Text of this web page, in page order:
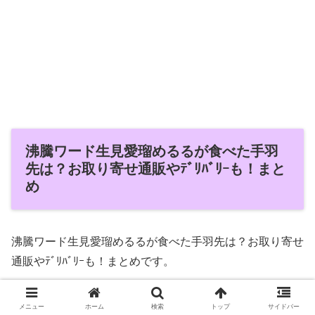
沸騰ワード生見愛瑠めるるが食べた手羽
先は？お取り寄せ通販やﾃﾞﾘﾊﾞﾘｰも！まと
め
沸騰ワード生見愛瑠めるるが食べた手羽先は？お取り寄せ
通販やﾃﾞﾘﾊﾞﾘｰも！まとめです。
メニュー ホーム 検索 トップ サイドバー